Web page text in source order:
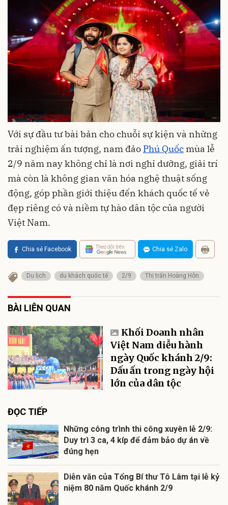
Với sự đầu tư bài bản cho chuỗi sự kiện và những
trải nghiệm ấn tượng, nam đảo Phú Quốc mùa lễ
2/9 năm nay không chỉ là nơi nghỉ dưỡng, giải trí
mà còn là không gian văn hóa nghệ thuật sống
động, góp phần giới thiệu đến khách quốc tế vẻ
đẹp riêng có và niềm tự hào dân tộc của người
Việt Nam.
Chia sẻ Facebook Theo dõi trên Chia sẻ Zalo
Du lịch du khách quốc tế 2/9 Thị trấn Hoàng Hôn
BÀI LIÊN QUAN
Khối Doanh nhân
Việt Nam diễu hành
ngày Quốc khánh 2/9:
Dấu ấn trong ngày hội
lớn của dân tộc
ĐỌC TIẾP
Những công trình thi công xuyên lễ 2/9:
Duy trì 3 ca, 4 kíp để đảm bảo dự án về
đúng hẹn
Diễn văn của Tổng Bí thư Tô Lâm tại lễ kỷ
niệm 80 năm Quốc khánh 2/9